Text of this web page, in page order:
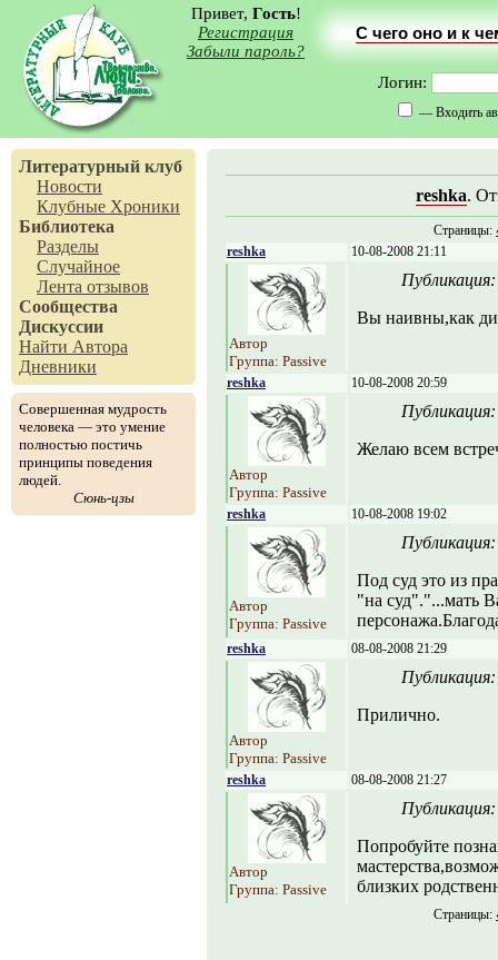
Привет, Гость!
Регистрация
Забыли пароль?
С чего оно и к
Логин:
— Входить
Литературный клуб
Новости
Клубные Хроники
Библиотека
Разделы
Случайное
Лента отзывов
Сообщества
Дискуссии
Найти Автора
Дневники
Совершенная мудрость
человека — это умение
полностью постичь
принципы поведения
людей.
Сюнь-цзы
reshka.
Страницы:
reshka
10-08-2008 21:11
Автор
Группа: Passive
Вы наивны,как
reshka 10-08-2008 20:59
Автор
Группа: Passive
Желаю всем
reshka 10-08-2008 19:02
Автор
Группа: Passive
Под суд это из
"на суд"."...мать
reshka 08-08-2008 21:29
Автор
Группа: Passive
Прилично.
reshka 08-08-2008 21:27
Автор
Группа: Passive
Попробуйте
близких
Страницы: